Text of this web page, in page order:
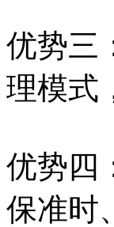
优势三
理模式
优势四
保准时